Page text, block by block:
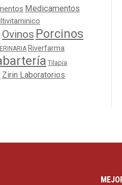
Medicamentos
Ovinos Porcinos
Riverfarma
Tilapia
Zirin Laboratorios